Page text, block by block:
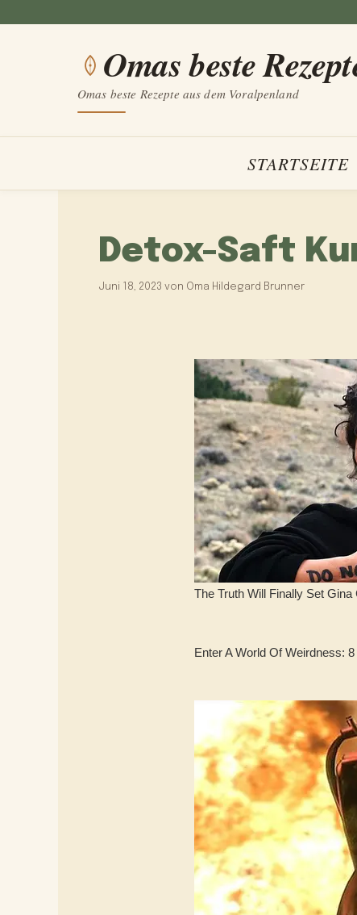
Omas beste
Omas beste Rezepte aus dem Voralpenland
STARTSEITE
Detox-Saft
Juni 18, 2023 von Oma Hildegard Brunner